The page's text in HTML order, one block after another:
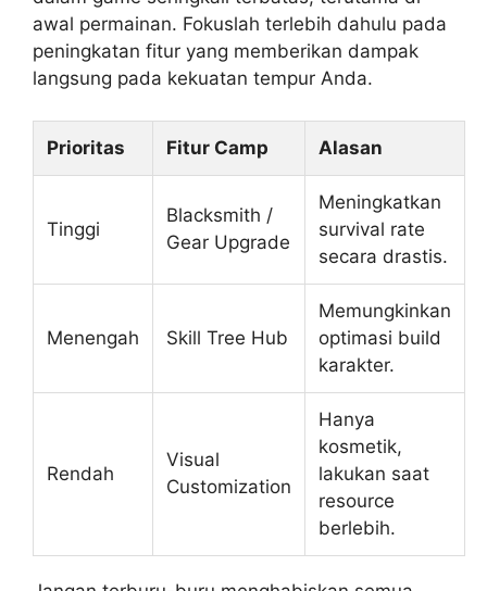
awal permainan. Fokuslah terlebih dahulu pada
peningkatan fitur yang memberikan dampak
langsung pada kekuatan tempur Anda.
Prioritas Fitur Camp Alasan
Tinggi
Blacksmith /
Gear Upgrade
Meningkatkan
survival rate
secara drastis.
Menengah Skill Tree Hub
Memungkinkan
optimasi build
karakter.
Rendah
Visual
Customization
Hanya
kosmetik,
lakukan saat
resource
berlebih.